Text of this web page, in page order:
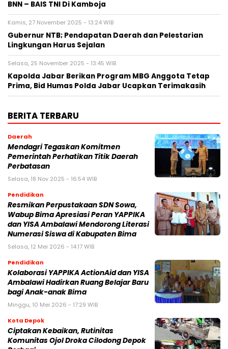
BNN – BAIS TNI Di Kamboja
Kamis, 27 November 2025 - 13:24 WIB
Gubernur NTB; Pendapatan Daerah dan Pelestarian
Lingkungan Harus Sejalan
Selasa, 25 November 2025 - 13:45 WIB
Kapolda Jabar Berikan Program MBG Anggota Tetap
Prima, Bid Humas Polda Jabar Ucapkan Terimakasih
BERITA TERBARU
Daerah
Mendagri Tegaskan Komitmen
Pemerintah Perhatikan Titik Daerah
Perbatasan
Selasa, 18 Nov 2025 - 16:54 WIB
Pendidikan
Resmikan Perpustakaan SDN Sowa,
Wabup Bima Apresiasi Peran YAPPIKA
dan YISA Ambalawi Mendorong Literasi
Numerasi Siswa di Kabupaten Bima
Selasa, 12 Mei 2026 - 14:17 WIB
Pendidikan
Kolaborasi YAPPIKA ActionAid dan YISA
Ambalawi Hadirkan Ruang Belajar Baru
bagi Anak-anak Bima
Minggu, 10 Mei 2026 - 17:29 WIB
Kota Depok
Ciptakan Kebaikan, Rutinitas
Komunitas Ojol Droka Cilodong Depok